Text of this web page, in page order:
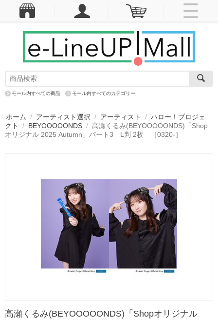
モール内すべての商品 モール内すべてのカテゴリー
ホーム / アーティスト選択 / アーティスト / ハロー！プロジェ
クト
/ BEYOOOOONDS / 高瀬くるみ(BEYOOOOONDS)「Shop
オリジナル 2025 Autumn」パート3 L判 2枚 ［0320-］
高瀬くるみ(BEYOOOOONDS)「Shopオリジナル